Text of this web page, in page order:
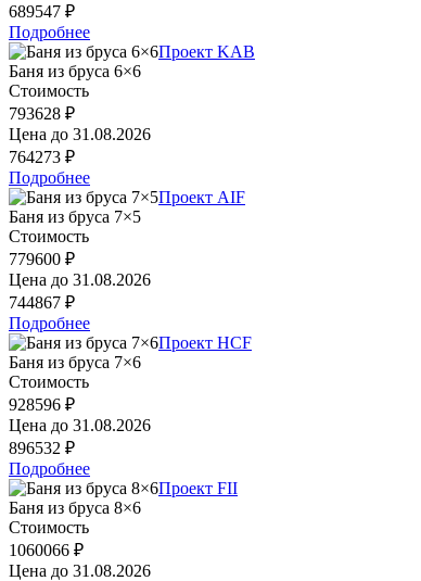
689547 ₽
Подробнее
Проект KAB
Баня из бруса 6×6
Стоимость
793628 ₽
Цена до 31.08.2026
764273 ₽
Подробнее
Проект AIF
Баня из бруса 7×5
Стоимость
779600 ₽
Цена до 31.08.2026
744867 ₽
Подробнее
Проект HCF
Баня из бруса 7×6
Стоимость
928596 ₽
Цена до 31.08.2026
896532 ₽
Подробнее
Проект FII
Баня из бруса 8×6
Стоимость
1060066 ₽
Цена до 31.08.2026